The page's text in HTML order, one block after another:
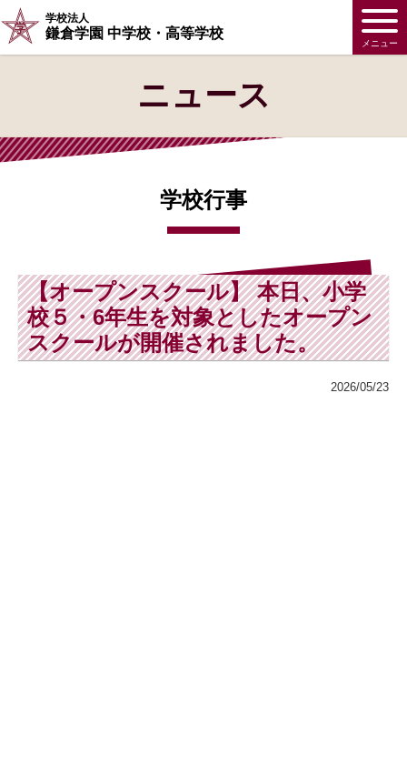
学校法人
鎌倉学園 中学校・高等学校
メニュー
ニュース
学校行事
【オープンスクール】 本日、小学
校５・6年生を対象としたオープン
スクールが開催されました。
2026/05/23